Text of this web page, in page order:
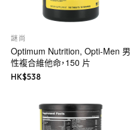
謎尚
Optimum Nutrition, Opti-Men 男
性複合維他命，150 片
HK$538